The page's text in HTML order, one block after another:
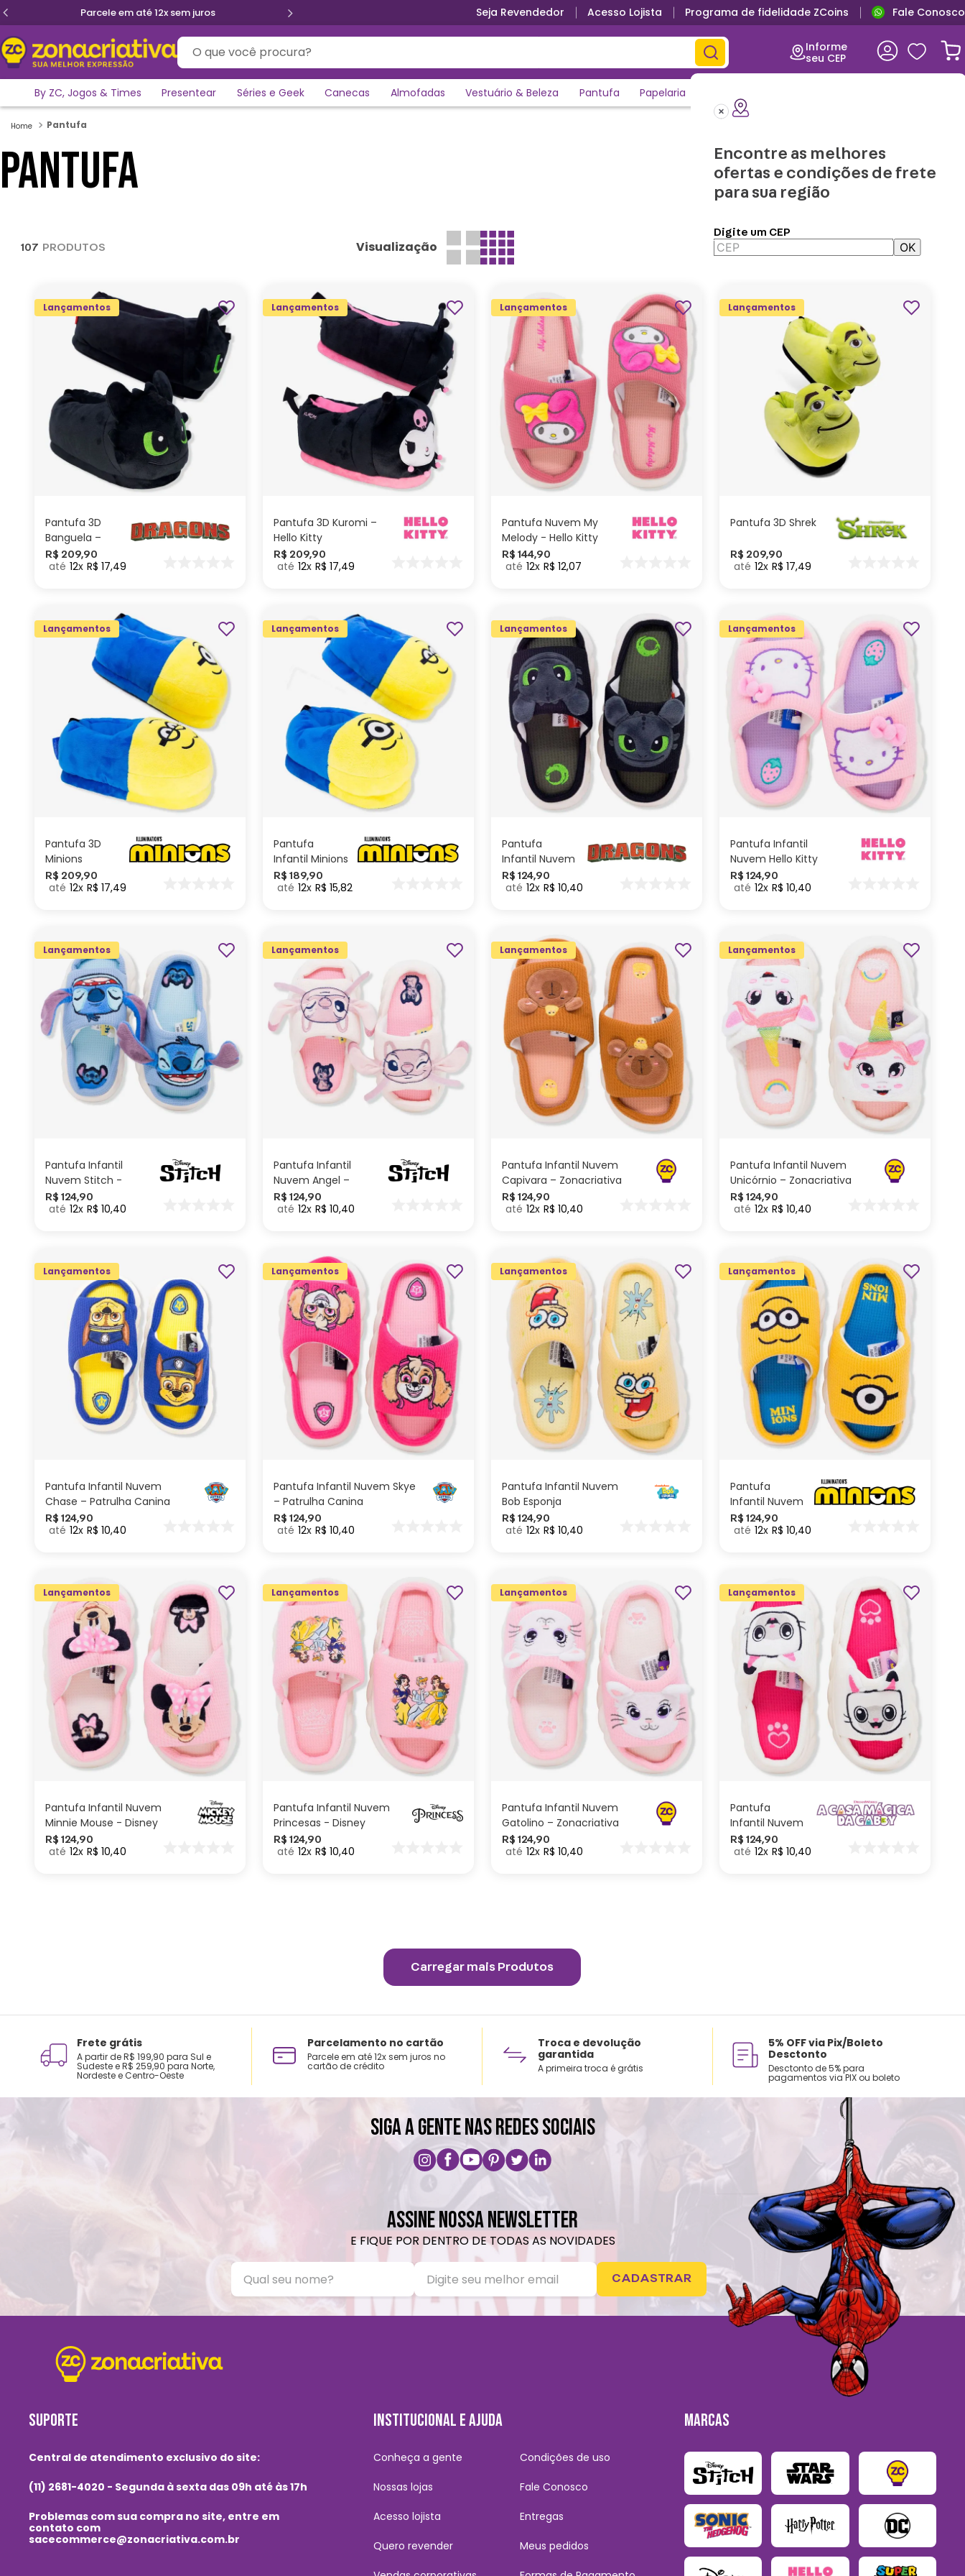
Primeira troca grátis Seja Revendedor Acesso Lojista Programa de fidelidade ZCoins Fale Conosco
O que você procura?
Informe
seu CEP
Encontre as melhores
ofertas e condições de frete
para sua região
Digite um CEP
OK
By ZC, Jogos & Times Presentear Séries e Geek Canecas Almofadas Vestuário & Beleza Pantufa Papelaria
Pantufa
PANTUFA
107 PRODUTOS Visualização Aplicar Filtros
Lançamentos
Pantufa 3D
Banguela –
Como Treinar
seu Dragão
R$ 209,90
12 R$ 17,49
GG M P
CARRINHO
Lançamentos
Pantufa 3D Kuromi –
Hello Kitty
R$ 209,90
12 R$ 17,49
P
ADICIONAR AO
CARRINHO
Lançamentos
Pantufa Nuvem My
Melody - Hello Kitty
R$ 144,90
12 R$ 12,07
G P
ADICIONAR AO
CARRINHO
Lançamentos
Pantufa 3D Shrek
R$ 209,90
12 R$ 17,49
G GG M
ADICIONAR AO
CARRINHO
Lançamentos
Pantufa 3D
Minions
R$ 209,90
12 R$ 17,49
GG M P
ADICIONAR AO
CARRINHO
Lançamentos
Pantufa
Infantil Minions
R$ 189,90
12 R$ 15,82
M P
ADICIONAR AO
CARRINHO
Lançamentos
Pantufa
Infantil Nuvem
Banguela -
Como Treinar
R$ 124,90
12 R$ 10,40
M P
ADICIONAR AO
CARRINHO
Lançamentos
Pantufa Infantil
Nuvem Hello Kitty
R$ 124,90
12 R$ 10,40
P
ADICIONAR AO
Lançamentos
Pantufa Infantil
Nuvem Stitch -
Disney
R$ 124,90
12 R$ 10,40
M
ADICIONAR AO
Lançamentos
Pantufa Infantil
Nuvem Angel –
Disney
R$ 124,90
12 R$ 10,40
M P
Lançamentos
Pantufa Infantil Nuvem
Capivara – Zonacriativa
R$ 124,90
12 R$ 10,40
M P
ADICIONAR AO
Lançamentos
Pantufa Infantil Nuvem
Unicórnio – Zonacriativa
R$ 124,90
12 R$ 10,40
ADICIONAR AO
Lançamentos
Pantufa Infantil Nuvem
Chase – Patrulha Canina
R$ 124,90
12 R$ 10,40
M P
ADICIONAR AO
Lançamentos
Pantufa Infantil Nuvem Skye
– Patrulha Canina
R$ 124,90
12 R$ 10,40
M P
ADICIONAR AO
CARRINHO
Lançamentos
Pantufa Infantil Nuvem
Bob Esponja
R$ 124,90
12 R$ 10,40
M P
ADICIONAR AO
CARRINHO
Lançamentos
Pantufa
Infantil Nuvem
Minions
R$ 124,90
12 R$ 10,40
M P
ADICIONAR AO
CARRINHO
Lançamentos
Pantufa Infantil Nuvem
Minnie Mouse - Disney
R$ 124,90
12 R$ 10,40
ADICIONAR AO
Lançamentos
Pantufa Infantil Nuvem
Princesas - Disney
R$ 124,90
12 R$ 10,40
P
ADICIONAR AO
CARRINHO
Lançamentos
Pantufa Infantil Nuvem
Gatolino – Zonacriativa
R$ 124,90
12 R$ 10,40
ADICIONAR AO
Lançamentos
Pantufa
Infantil Nuvem
A Casa Magica
de Gabby
R$ 124,90
12 R$ 10,40
P
ADICIONAR AO
CARRINHO
Frete grátis
A partir de R$ 199,90 para Sul e
Sudeste e R$ 259,90 para Norte,
Nordeste e Centro-Oeste
Parcelamento no cartão
Parcele em até 12x sem juros no
cartão de crédito
Troca e devolução
garantida
A primeira troca é grátis
5% OFF via Pix/Boleto
Desctonto
Desctonto de 5% para
pagamentos via PIX ou boleto
SIGA A GENTE NAS REDES SOCIAIS
ASSINE NOSSA NEWSLETTER
E FIQUE POR DENTRO DE TODAS AS NOVIDADES
CADASTRAR
SUPORTE
Central de atendimento exclusivo do site:
(11) 2681-4020 - Segunda à sexta das 09h até às 17h
Problemas com sua compra no site, entre em
contato com
sacecommerce@zonacriativa.com.br
INSTITUCIONAL E AJUDA
Conheça a gente
Nossas lojas
Acesso lojista
Quero revender
Condições de uso
Fale Conosco
Entregas
Meus pedidos
MARCAS